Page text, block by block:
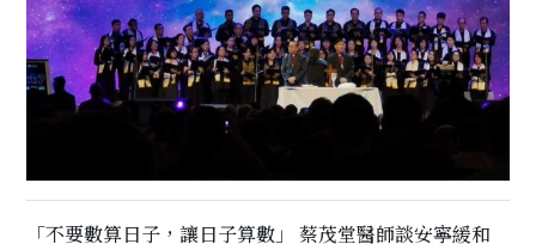
「不要數算日子，讓日子算數」 蔡茂堂醫師談安寧緩和